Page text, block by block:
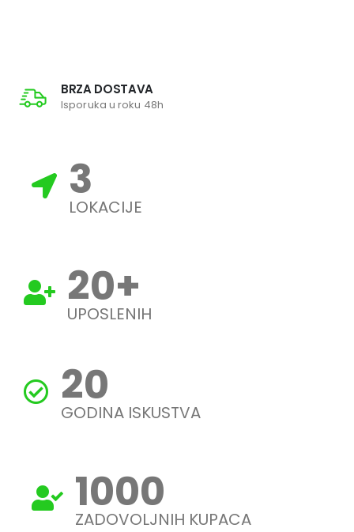
BRZA DOSTAVA
Isporuka u roku 48h
3
LOKACIJE
20+
UPOSLENIH
20
GODINA ISKUSTVA
1000
ZADOVOLJNIH KUPACA